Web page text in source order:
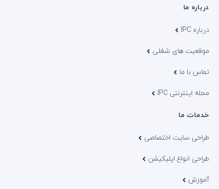
درباره ما
درباره IPC
موقعیت های شغلی
تماس با ما
مجله اینترنتی IPC
خدمات ما
طراحی سایت اختصاصی
طراحی انواع اپلیکیشن
آموزش